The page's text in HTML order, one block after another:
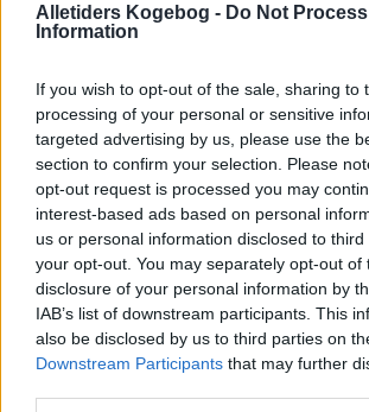
Alletiders Kogebog - Do Not
Information
If you wish to opt-out of the sale, sharing to
processing of your personal or sensitive
targeted advertising by us, please use the
section to confirm your selection. Please
opt-out request is processed you may
interest-based ads based on personal
us or personal information disclosed to
your opt-out. You may separately opt-out of
disclosure of your personal information by
IAB’s list of downstream participants. This
also be disclosed by us to third parties on
Downstream Participants that may further
Tag bollerne ud og stil dem på en bagerist,